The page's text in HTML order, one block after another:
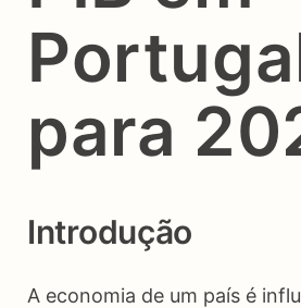
para
Introdução
A economia de um país é